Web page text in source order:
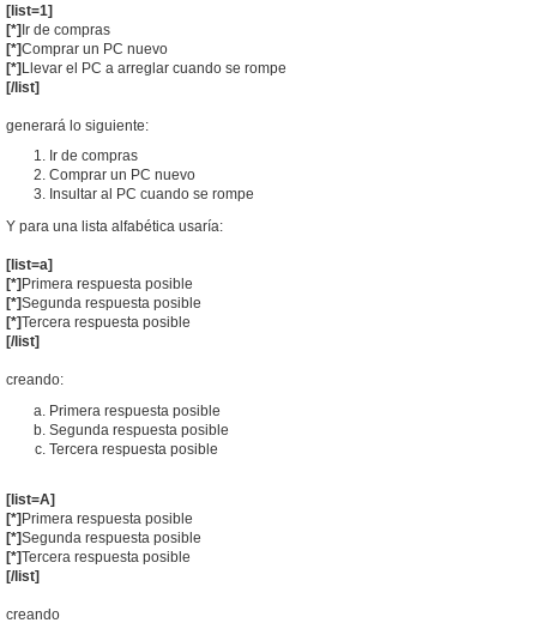
[list=1]
[*]Ir de compras
[*]Comprar un PC nuevo
[*]Llevar el PC a arreglar cuando se rompe
[/list]
generará lo siguiente:
Ir de compras
Comprar un PC nuevo
Insultar al PC cuando se rompe
Y para una lista alfabética usaría:
[list=a]
[*] Primera respuesta posible
[*]Segunda respuesta posible
[*]Tercera respuesta posible
[/list]
creando:
Primera respuesta posible
Segunda respuesta posible
Tercera respuesta posible
[list=A]
[*] Primera respuesta posible
[*]Segunda respuesta posible
[*]Tercera respuesta posible
[/list]
creando